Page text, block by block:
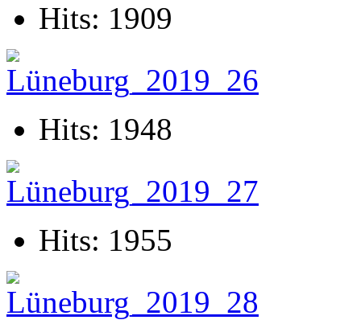
Hits: 1909
Hits: 1948
Hits: 1955